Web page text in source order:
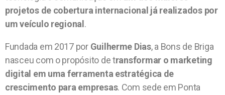
projetos de cobertura internacional já realizados por
um veículo regional .
Fundada em 2017 por Guilherme Dias, a Bons de Briga
nasceu com o propósito de transformar o marketing
digital em uma ferramenta estratégica de
crescimento para empresas. Com sede em Ponta